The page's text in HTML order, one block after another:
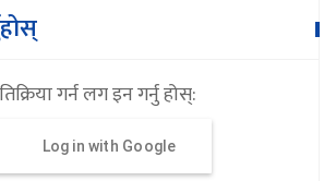
गर्न लग इन गर्नु होस्:
Log in with Google